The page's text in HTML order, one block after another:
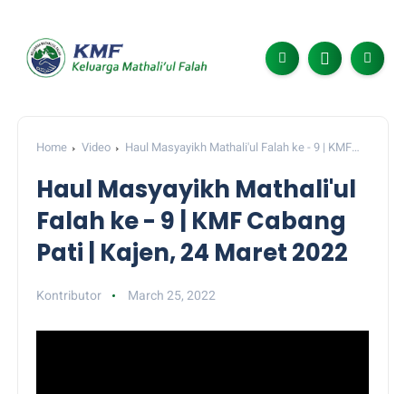
Home Video
Haul Masyayikh Mathali'ul Falah ke - 9 | KMF
Haul Masyayikh Mathali'ul
Falah ke - 9 | KMF Cabang
Pati | Kajen, 24 Maret 2022
Kontributor March 25, 2022